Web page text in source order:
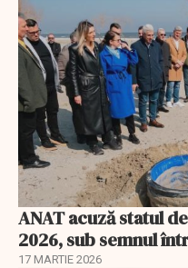
ANAT acuză statul
2026, sub semnul
17 MARTIE 2026